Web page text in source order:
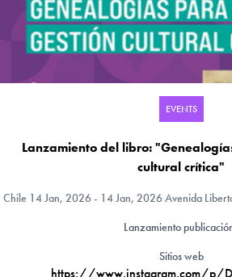
EVENTS
Lanzamiento del libro:
cultural crítica"
Chile 14 Jan, 2026 - 14 Jan, 2026 Avenida Libertador Bernardo O'Higgins,
Lanzamiento
Sitios web
https://www.instagram.com/p/